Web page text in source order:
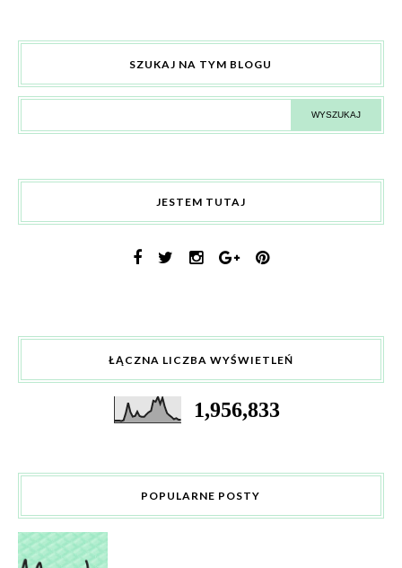
SZUKAJ NA TYM BLOGU
JESTEM TUTAJ
ŁĄCZNA LICZBA WYŚWIETLEŃ
1,956,833
POPULARNE POSTY